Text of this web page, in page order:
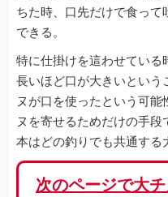
ちた時、口先だけで食っ
できる。
特に仕掛けを這わせてい
長いほど口が大きいという
ヌが口を使ったという可
ヌを寄せるためだけの手
本はどの釣りでも共通する
次のページで大